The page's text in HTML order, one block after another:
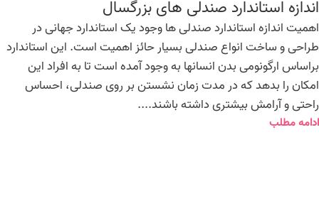
اندازه استاندارد صندلی های بزرگسال
اهمیت اندازه استاندارد صندلی ها وجود یک استاندارد جهانی در
طراحی و ساخت انواع صندلی بسیار حائز اهمیت است. این استاندارد
براساس ارگونومی بدن انسانها به وجود آمده است تا به افراد این
امکان را بدهد که در مدت زمان نشستن بر روی صندلی، احساس
راحتی و آرامش بیشتری داشته باشند....
ادامه مطلب